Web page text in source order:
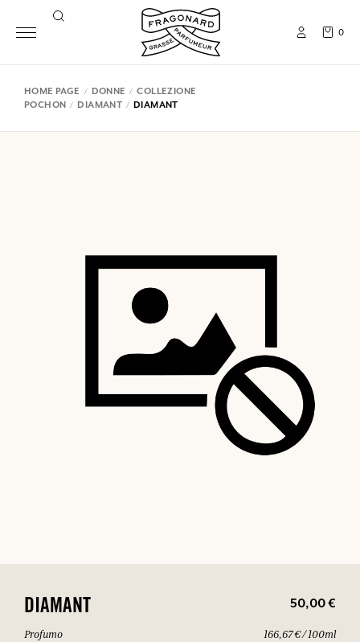
0
HOME PAGE DONNE
COLLEZIONE
POCHON
DIAMANT DIAMANT
DIAMANT 50,00 €
Profumo
166,67 € / 100ml